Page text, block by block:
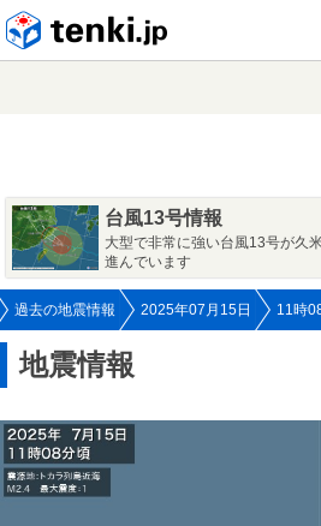
台風13号情報
大型で非常に強い台風13号が久
進んでいます
過去の地震情報 2025年07月15日 11時
地震情報